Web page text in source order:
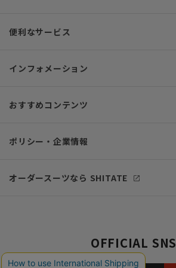
便利なサービス
インフォメーション
おすすめコンテンツ
ポリシー・企業情報
オーダースーツなら SHITATE
OFFICIAL SNS